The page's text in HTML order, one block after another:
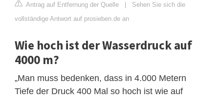
Antrag auf Entfernung der Quelle
Sehen Sie sich die
vollständige Antwort auf prosieben.de an
Wie hoch ist der Wasserdruck auf
4000 m?
„Man muss bedenken, dass in 4.000 Metern
Tiefe der Druck 400 Mal so hoch ist wie auf